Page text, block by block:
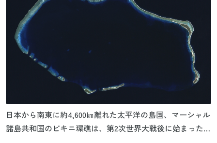
日本から南東に約4,600㎞離れた太平洋の島国、マーシャル
諸島共和国のビキニ環礁は、第2次世界大戦後に始まった冷